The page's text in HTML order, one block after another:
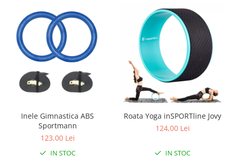
Inele Gimnastica ABS
Sportmann
123,00 Lei
IN STOC
Roata Yoga inSPORTline Jovy
124,00 Lei
IN STOC